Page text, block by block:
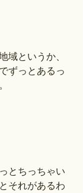
域というか、
ずっとあるっ
とちっちゃい
それがあるわ